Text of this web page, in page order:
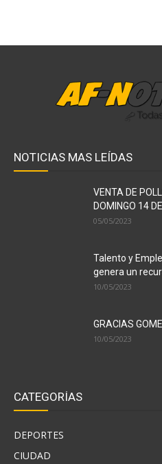
NOTICIAS MAS LEÍDAS
VENTA DE
DOMINGO 14
05/05/2023
Talento y
genera un
10/05/2023
GRACIAS
10/05/2023
CATEGORÍAS
DEPORTES
CIUDAD